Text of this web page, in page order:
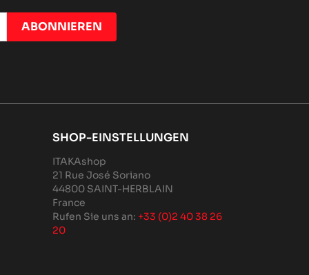
SHOP-EINSTELLUNGEN
ITAKAshop
21 Rue José Soriano
44800 SAINT-HERBLAIN
France
Rufen Sie uns an: +33 (0)2 40 38 26
20